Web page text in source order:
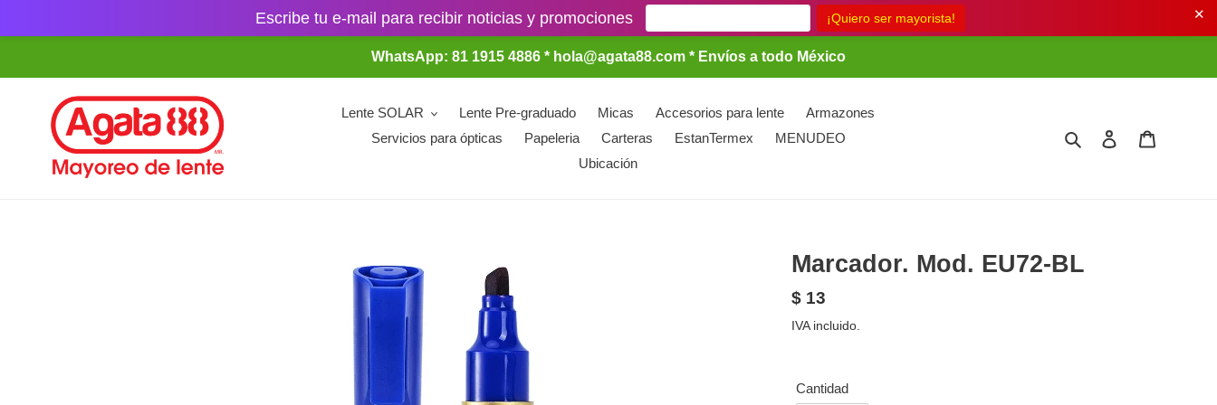
Escribe tu e-mail para recibir noticias y promociones ✕
contenido
WhatsApp: 81 1915 4886 * hola@agata88.com * Envíos a todo México
Lente SOLAR Lente Pre-graduado Micas Accesorios para lente
Armazones
Servicios para ópticas
Papeleria Carteras EstanTermex
MENUDEO
Ubicación
Buscar Ingresar
Marcador. Mod. EU72-BL
Precio
habitual
$ 13
IVA incluido.
Cantidad